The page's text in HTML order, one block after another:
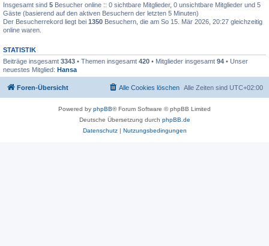
Insgesamt sind 5 Besucher online :: 0 sichtbare Mitglieder, 0 unsichtbare Mitglieder und 5
Gäste (basierend auf den aktiven Besuchern der letzten 5 Minuten)
Der Besucherrekord liegt bei 1350 Besuchern, die am So 15. Mär 2026, 20:27 gleichzeitig
online waren.
STATISTIK
Beiträge insgesamt 3343 • Themen insgesamt 420 • Mitglieder insgesamt 94 • Unser
neuestes Mitglied: Hansa
Foren-Übersicht Alle Zeiten sind UTC+02:00
Alle Cookies löschen
Powered by phpBB® Forum Software © phpBB Limited
Deutsche Übersetzung durch phpBB.de
Datenschutz| Nutzungsbedingungen